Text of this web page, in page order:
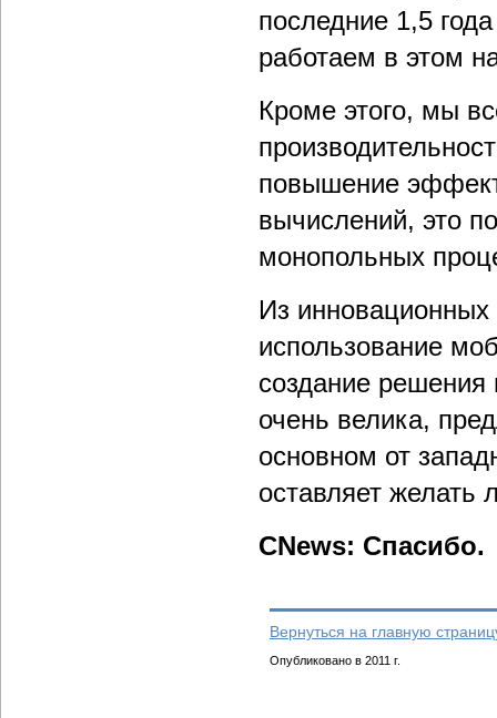
последние 1,5
работаем в этом
Кроме этого, мы
повышение
вычислений, это
монопольных
Из инновационных
использование
создание решения
очень велика,
основном от
оставляет желать
CNews: Спасибо.
Вернуться на главную
Опубликовано в 2011 г.